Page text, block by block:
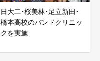
日大二･桜美林･足立新田･
橋本高校のバンドクリニッ
クを実施